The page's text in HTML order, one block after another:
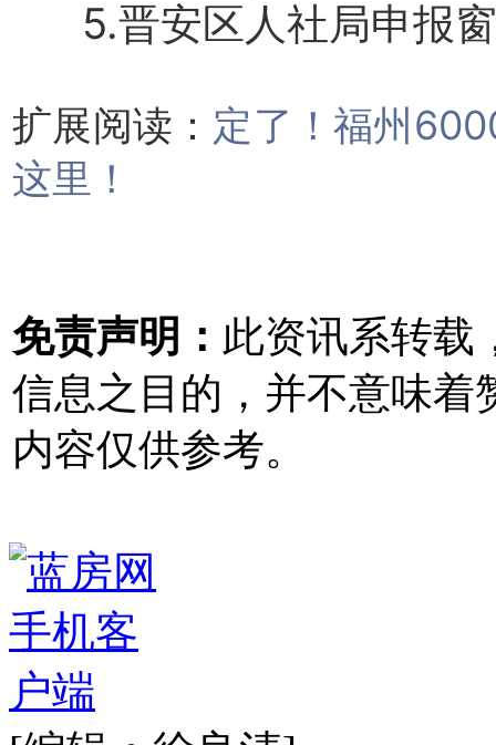
5.晋安区人社局申报
扩展阅读： 定了！福州
这里！
免责声明： 此资讯系转载
信息之目的，并不意味着
内容仅供参考。